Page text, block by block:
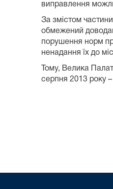
виправлення
За змістом
обмежений
порушення норм
ненадання їх до
Тому, Велика
серпня 2013 року